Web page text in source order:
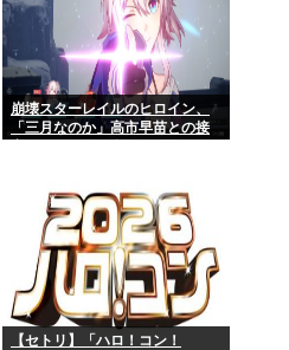
崩壊スターレイルのヒロイン、
「三月なのか」高市早苗との接
【セトリ】「ハロ！コン！